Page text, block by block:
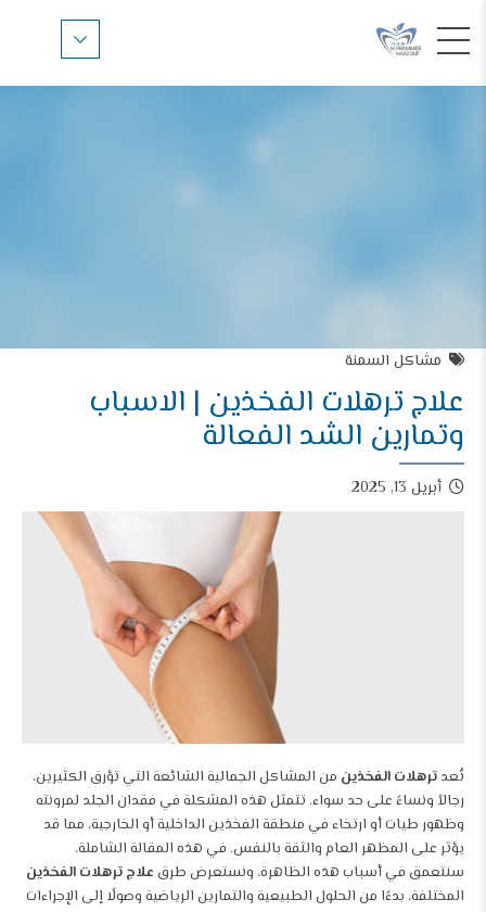
مشاكل السمنة
علاج ترهلات الفخذين | الاسباب
وتمارين الشد الفعالة
أبريل 13, 2025
تُعد ترهلات الفخذين من المشاكل الجمالية الشائعة التي تؤرق الكثيرين،
رجالاً ونساءً على حد سواء. تتمثل هذه المشكلة في فقدان الجلد لمرونته
وظهور طيات أو ارتخاء في منطقة الفخذين الداخلية أو الخارجية، مما قد
يؤثر على المظهر العام والثقة بالنفس. في هذه المقالة الشاملة،
سنتعمق في أسباب هذه الظاهرة، ونستعرض طرق علاج ترهلات الفخذين
المختلفة، بدءًا من الحلول الطبيعية والتمارين الرياضية وصولًا إلى الإجراءات